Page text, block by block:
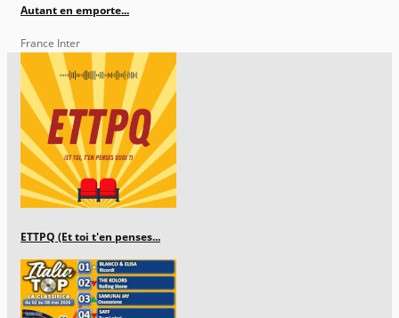
Autant en emporte...
France Inter
ETTPQ (Et toi t'en penses...